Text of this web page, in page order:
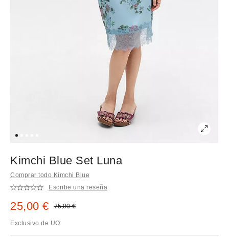
Kimchi Blue Set Luna
Comprar todo Kimchi Blue
Escribe una reseña
Precio rebajado:
25,00 € Precio original:
75,00 €
Exclusivo de UO